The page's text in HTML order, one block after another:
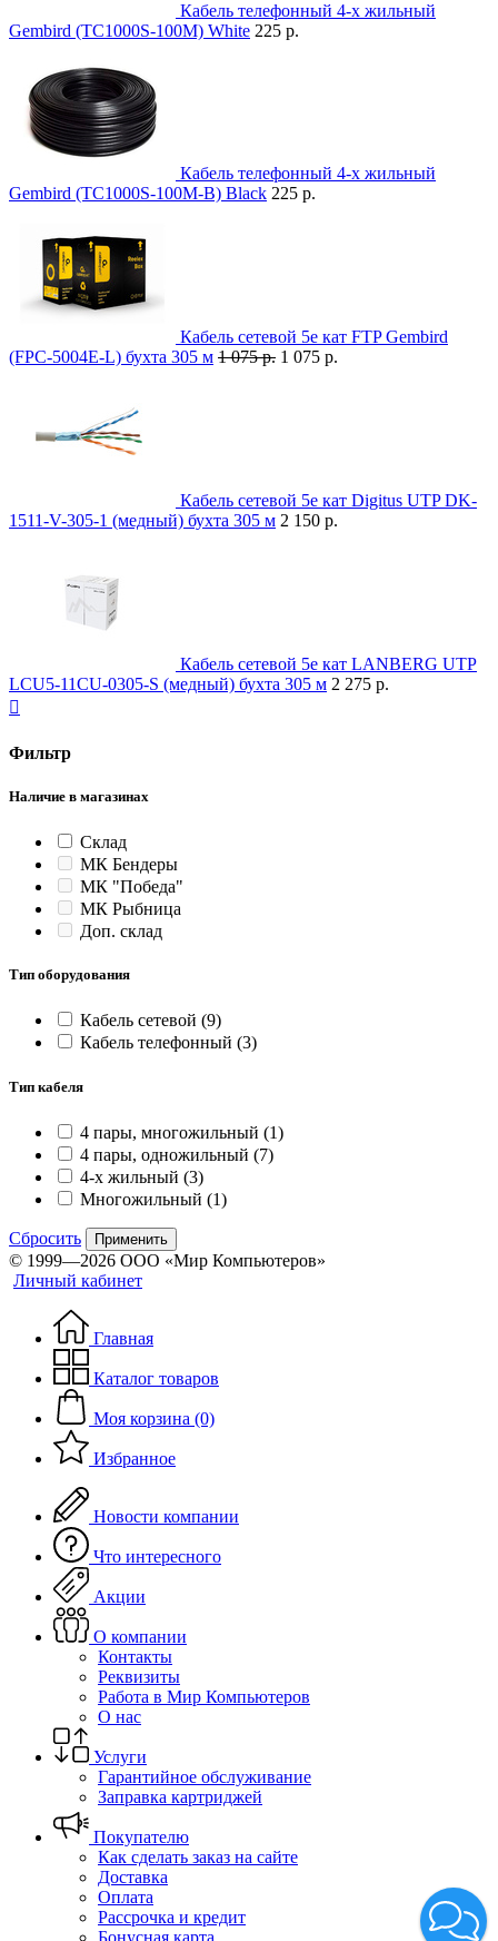
Кабель телефонный 4-x жильный
Gembird (TC1000S-100M) White 225 р.
Кабель телефонный 4-x жильный
Gembird (TC1000S-100M-B) Black 225 р.
Кабель сетевой 5e кат FTP Gembird
(FPC-5004E-L) бухта 305 м 1 075 р. 1 075 р.
Кабель сетевой 5e кат Digitus UTP DK-
1511-V-305-1 (медный) бухта 305 м 2 150 р.
Кабель сетевой 5e кат LANBERG UTP
LCU5-11CU-0305-S (медный) бухта 305 м 2 275 р.

Фильтр
Наличие в магазинах
Склад
МК Бендеры
МК "Победа"
МК Рыбница
Доп. склад
Тип оборудования
Кабель сетевой (9)
Кабель телефонный (3)
Тип кабеля
4 пары, многожильный (1)
4 пары, одножильный (7)
4-х жильный (3)
Многожильный (1)
Сбросить Применить
© 1999—2026 ООО «Мир Компьютеров»
Личный кабинет
Главная
Каталог товаров
Моя корзина (0)
Избранное
Новости компании
Что интересного
Акции
О компании
Контакты
Реквизиты
Работа в Мир Компьютеров
О нас
Услуги
Гарантийное обслуживание
Заправка картриджей
Покупателю
Как сделать заказ на сайте
Доставка
Оплата
Рассрочка и кредит
Бонусная карта